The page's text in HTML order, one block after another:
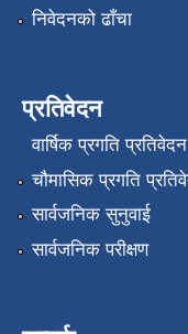
निवेदनको ढाँचा
प्रतिवेदन
वार्षिक प्रगति प्रतिवेदन
चौमासिक प्रगति
सार्वजनिक सुनुवाई
सार्वजनिक परीक्षण